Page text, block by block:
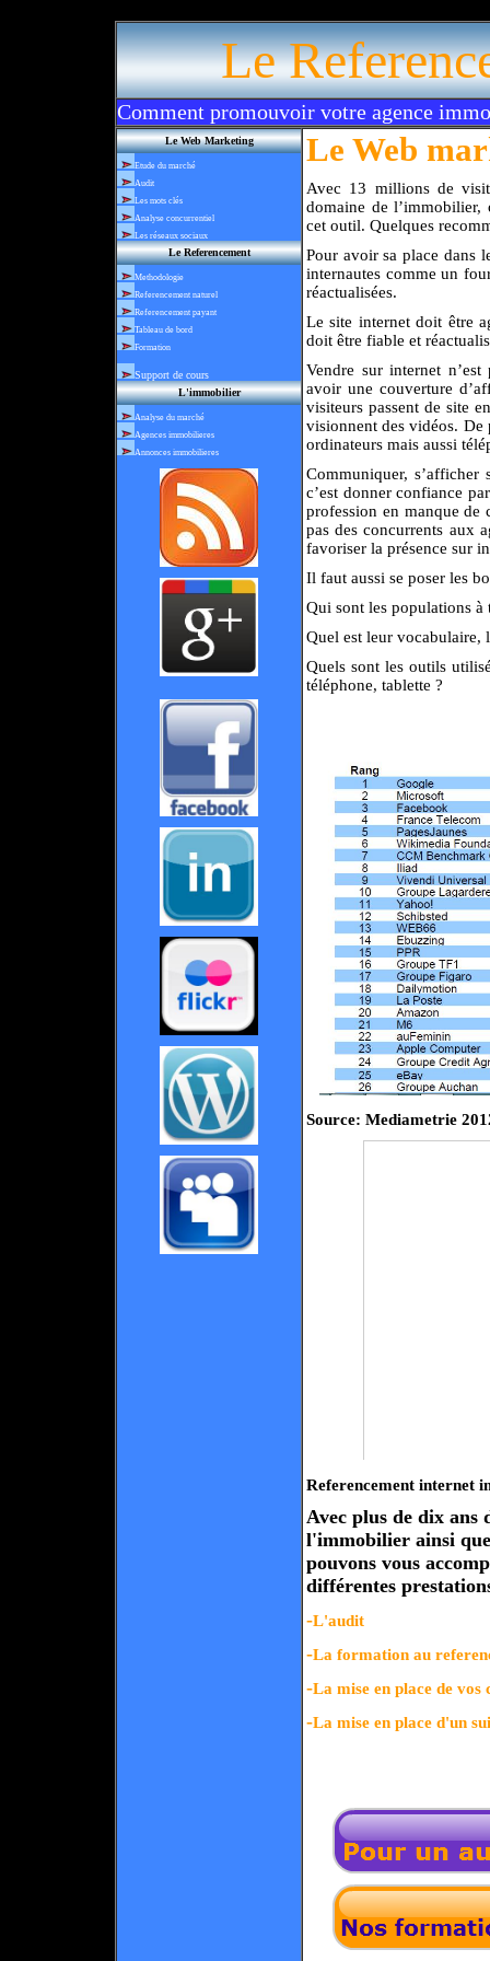
Le
Comment promouvoir votre agence
Le Web Marketing
Etude du marché
Audit
Les mots clés
Analyse concurrentiel
Les réseaux sociaux
Le Referencement
Methodologie
Referencement naturel
Referencement payant
Tableau de bord
Formation
Support de cours
L'immobilier
Analyse du marché
Agences immobilieres
Annonces immobilieres
Le Web
Avec 13 millions de
domaine de l’immobilier,
cet outil. Quelques
Pour avoir sa place dans
internautes comme un
réactualisées.
Le site internet doit être
doit être fiable et
Vendre sur internet
avoir une couverture
visiteurs passent de site
visionnent des vidéos.
ordinateurs mais aussi
Communiquer, s’afficher
c’est donner confiance
profession en manque de
pas des concurrents aux
favoriser la présence sur
Il faut aussi se poser les
Qui sont les populations à
Quel est leur vocabulaire,
Quels sont les outils
téléphone, tablette ?
Source: Mediametrie
Referencement internet
Avec plus de dix ans
l'immobilier ainsi
pouvons vous
différentes
-L'audit
-La formation au
-La mise en place de vos
-La mise en place d'un